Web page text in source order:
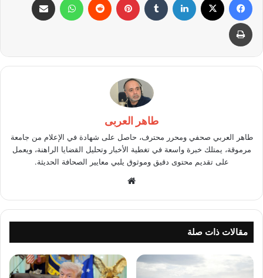
طباعة
طاهر العربى
طاهر العربي صحفي ومحرر محترف، حاصل على شهادة في الإعلام من جامعة
مرموقة، يمتلك خبرة واسعة في تغطية الأخبار وتحليل القضايا الراهنة، ويعمل
على تقديم محتوى دقيق وموثوق يلبي معايير الصحافة الحديثة.
مقالات ذات صلة